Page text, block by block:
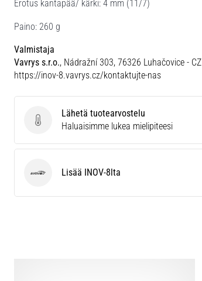
Erotus kantapää/ kärki: 4 mm (11/7)
Paino: 260 g
Valmistaja
Vavrys s.r.o., Nádražní 303, 76326 Luhačovice - CZ
https://inov-8.vavrys.cz/kontaktujte-nas
Lähetä tuotearvostelu
Lähetä tuotearvostelu
Haluaisimme lukea mielipiteesi
INOV-8Lisää INOV-8lta